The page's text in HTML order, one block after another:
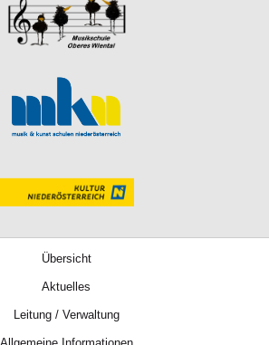
Übersicht
Aktuelles
Leitung / Verwaltung